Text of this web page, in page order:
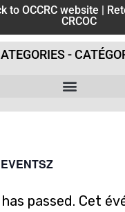
to OCCRC website |
CRCOC
-
passed. Cet